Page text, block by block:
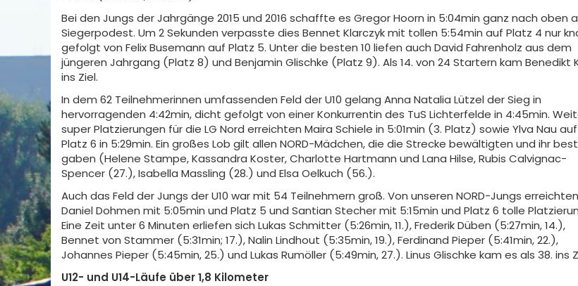
Bei den Jungs der Jahrgänge 2015 und 2016 schaffte es Gregor Hoorn in 5:04min ganz nach oben
Siegerpodest. Um 2 Sekunden verpasste dies Bennet Klarczyk mit tollen 5:54min auf Platz 4 nur
gefolgt von Felix Busemann auf Platz 5. Unter die besten 10 liefen auch David Fahrenholz aus dem
jüngeren Jahrgang (Platz 8) und Benjamin Glischke (Platz 9). Als 14. von 24 Startern kam Benedikt
ins Ziel.
In dem 62 Teilnehmerinnen umfassenden Feld der U10 gelang Anna Natalia Lützel der Sieg in
hervorragenden 4:42min, dicht gefolgt von einer Konkurrentin des TuS Lichterfelde in 4:45min.
super Platzierungen für die LG Nord erreichten Maira Schiele in 5:01min (3. Platz) sowie Ylva Nau auf
Platz 6 in 5:29min. Ein großes Lob gilt allen NORD-Mädchen, die die Strecke bewältigten und ihr
gaben (Helene Stampe, Kassandra Koster, Charlotte Hartmann und Lana Hilse, Rubis Calvignac-
Spencer (27.), Isabella Massling (28.) und Elsa Oelkuch (56.).
Auch das Feld der Jungs der U10 war mit 54 Teilnehmern groß. Von unseren NORD-Jungs erreichten
Daniel Dohmen mit 5:05min und Platz 5 und Santian Stecher mit 5:15min und Platz 6 tolle
Eine Zeit unter 6 Minuten erliefen sich Lukas Schmitter (5:26min, 11.), Frederik Düben (5:27min, 14.),
Bennet von Stammer (5:31min; 17.), Nalin Lindhout (5:35min, 19.), Ferdinand Pieper (5:41min, 22.),
Johannes Pieper (5:45min, 25.) und Lukas Rumöller (5:49min, 27.). Linus Glischke kam es als 38. ins
U12- und U14-Läufe über 1,8 Kilometer